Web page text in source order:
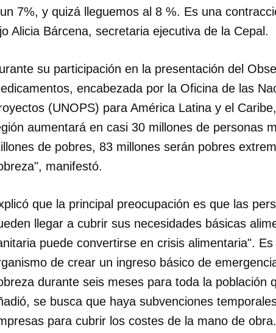
7%, y quizá lleguemos al 8 %. Es una
Alicia Bárcena, secretaria ejecutiva de la Cepal.
su participación en la presentación del
encabezada por la Oficina de las
(UNOPS) para América Latina y el
aumentará en casi 30 millones de personas
de pobres, 83 millones serán pobres
manifestó.
que la principal preocupación es que las
llegar a cubrir sus necesidades básicas
puede convertirse en crisis alimentaria".
de crear un ingreso básico de
durante seis meses para toda la población
se busca que haya subvenciones
para cubrir los costes de la mano de